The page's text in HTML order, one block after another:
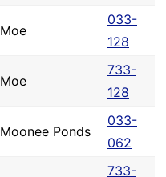
Moe
033-
128
Moe
733-
128
Moonee Ponds
033-
062
733-